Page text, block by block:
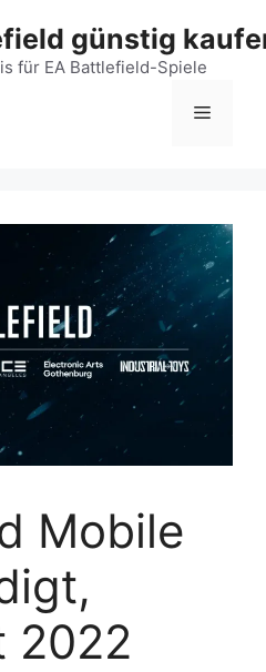
günstig
für EA Battlefield-Spiele
Menü
Mobile
2022